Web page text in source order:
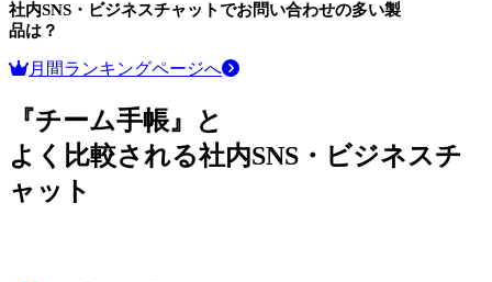
社内SNS・ビジネスチャットでお問い合わせの多い製
品は？
月間ランキングページへ
『チーム手帳』と
よく比較される社内SNS・ビジネスチ
ャット